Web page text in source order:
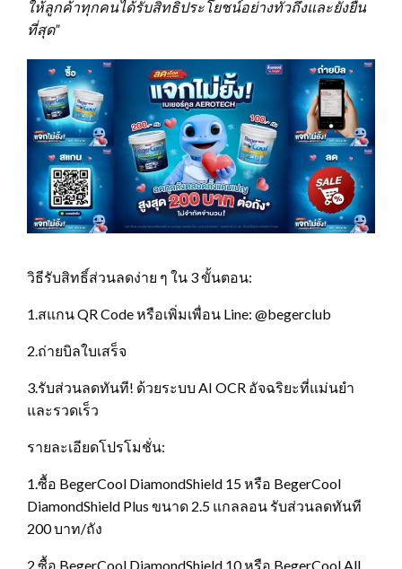
ให้ลูกค้าทุกคนได้รับสิทธิประโยชน์อย่างทั่วถึงและยั่งยืน
ที่สุด”
วิธีรับสิทธิ์ส่วนลดง่าย ๆ ใน 3 ขั้นตอน:
1.สแกน QR Code หรือเพิ่มเพื่อน Line: @begerclub
2.ถ่ายบิลใบเสร็จ
3.รับส่วนลดทันที! ด้วยระบบ AI OCR อัจฉริยะที่แม่นยำ
และรวดเร็ว
รายละเอียดโปรโมชั่น:
1.ซื้อ BegerCool DiamondShield 15 หรือ BegerCool
DiamondShield Plus ขนาด 2.5 แกลลอน รับส่วนลดทันที
200 บาท/ถัง
2.ซื้อ BegerCool DiamondShield 10 หรือ BegerCool All